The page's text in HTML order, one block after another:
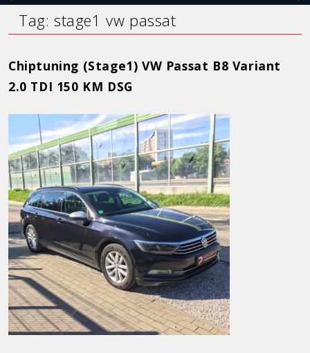
BMW
Fiat
Honda
Hyundai
Infiniti
KIA
Land Rover
Mazda
Mercedes
Mini
Tag: stage1 vw passat
Chiptuning (Stage1) VW Passat B8 Variant
2.0 TDI 150 KM DSG